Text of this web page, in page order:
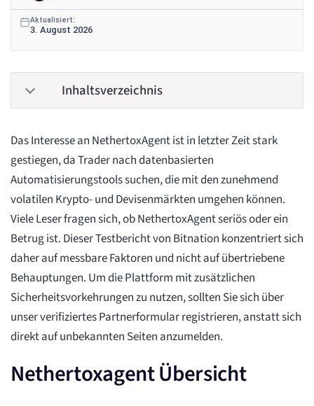
Aktualisiert:
3. August 2026
Inhaltsverzeichnis
Das Interesse an NethertoxAgent ist in letzter Zeit stark
gestiegen, da Trader nach datenbasierten
Automatisierungstools suchen, die mit den zunehmend
volatilen Krypto- und Devisenmärkten umgehen können.
Viele Leser fragen sich, ob NethertoxAgent seriös oder ein
Betrug ist. Dieser Testbericht von Bitnation konzentriert sich
daher auf messbare Faktoren und nicht auf übertriebene
Behauptungen. Um die Plattform mit zusätzlichen
Sicherheitsvorkehrungen zu nutzen, sollten Sie sich über
unser verifiziertes Partnerformular registrieren, anstatt sich
direkt auf unbekannten Seiten anzumelden.
Nethertoxagent Übersicht